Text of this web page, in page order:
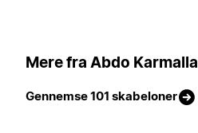
Mere fra Abdo Karmalla
Gennemse 101 skabeloner